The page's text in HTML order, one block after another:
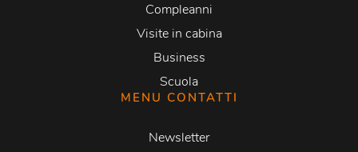
Compleanni
Visite in cabina
Business
Scuola
MENU CONTATTI
Newsletter